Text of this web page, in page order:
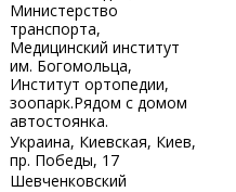
Министерство
транспорта,
Медицинский институт
им. Богомольца,
Институт ортопедии,
зоопарк.Рядом с домом
автостоянка.
Украина, Киевская, Киев,
пр. Победы, 17
Шевченковский